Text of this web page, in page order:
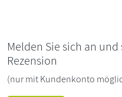
Melden Sie sich an
Rezension
(nur mit Kundenkonto